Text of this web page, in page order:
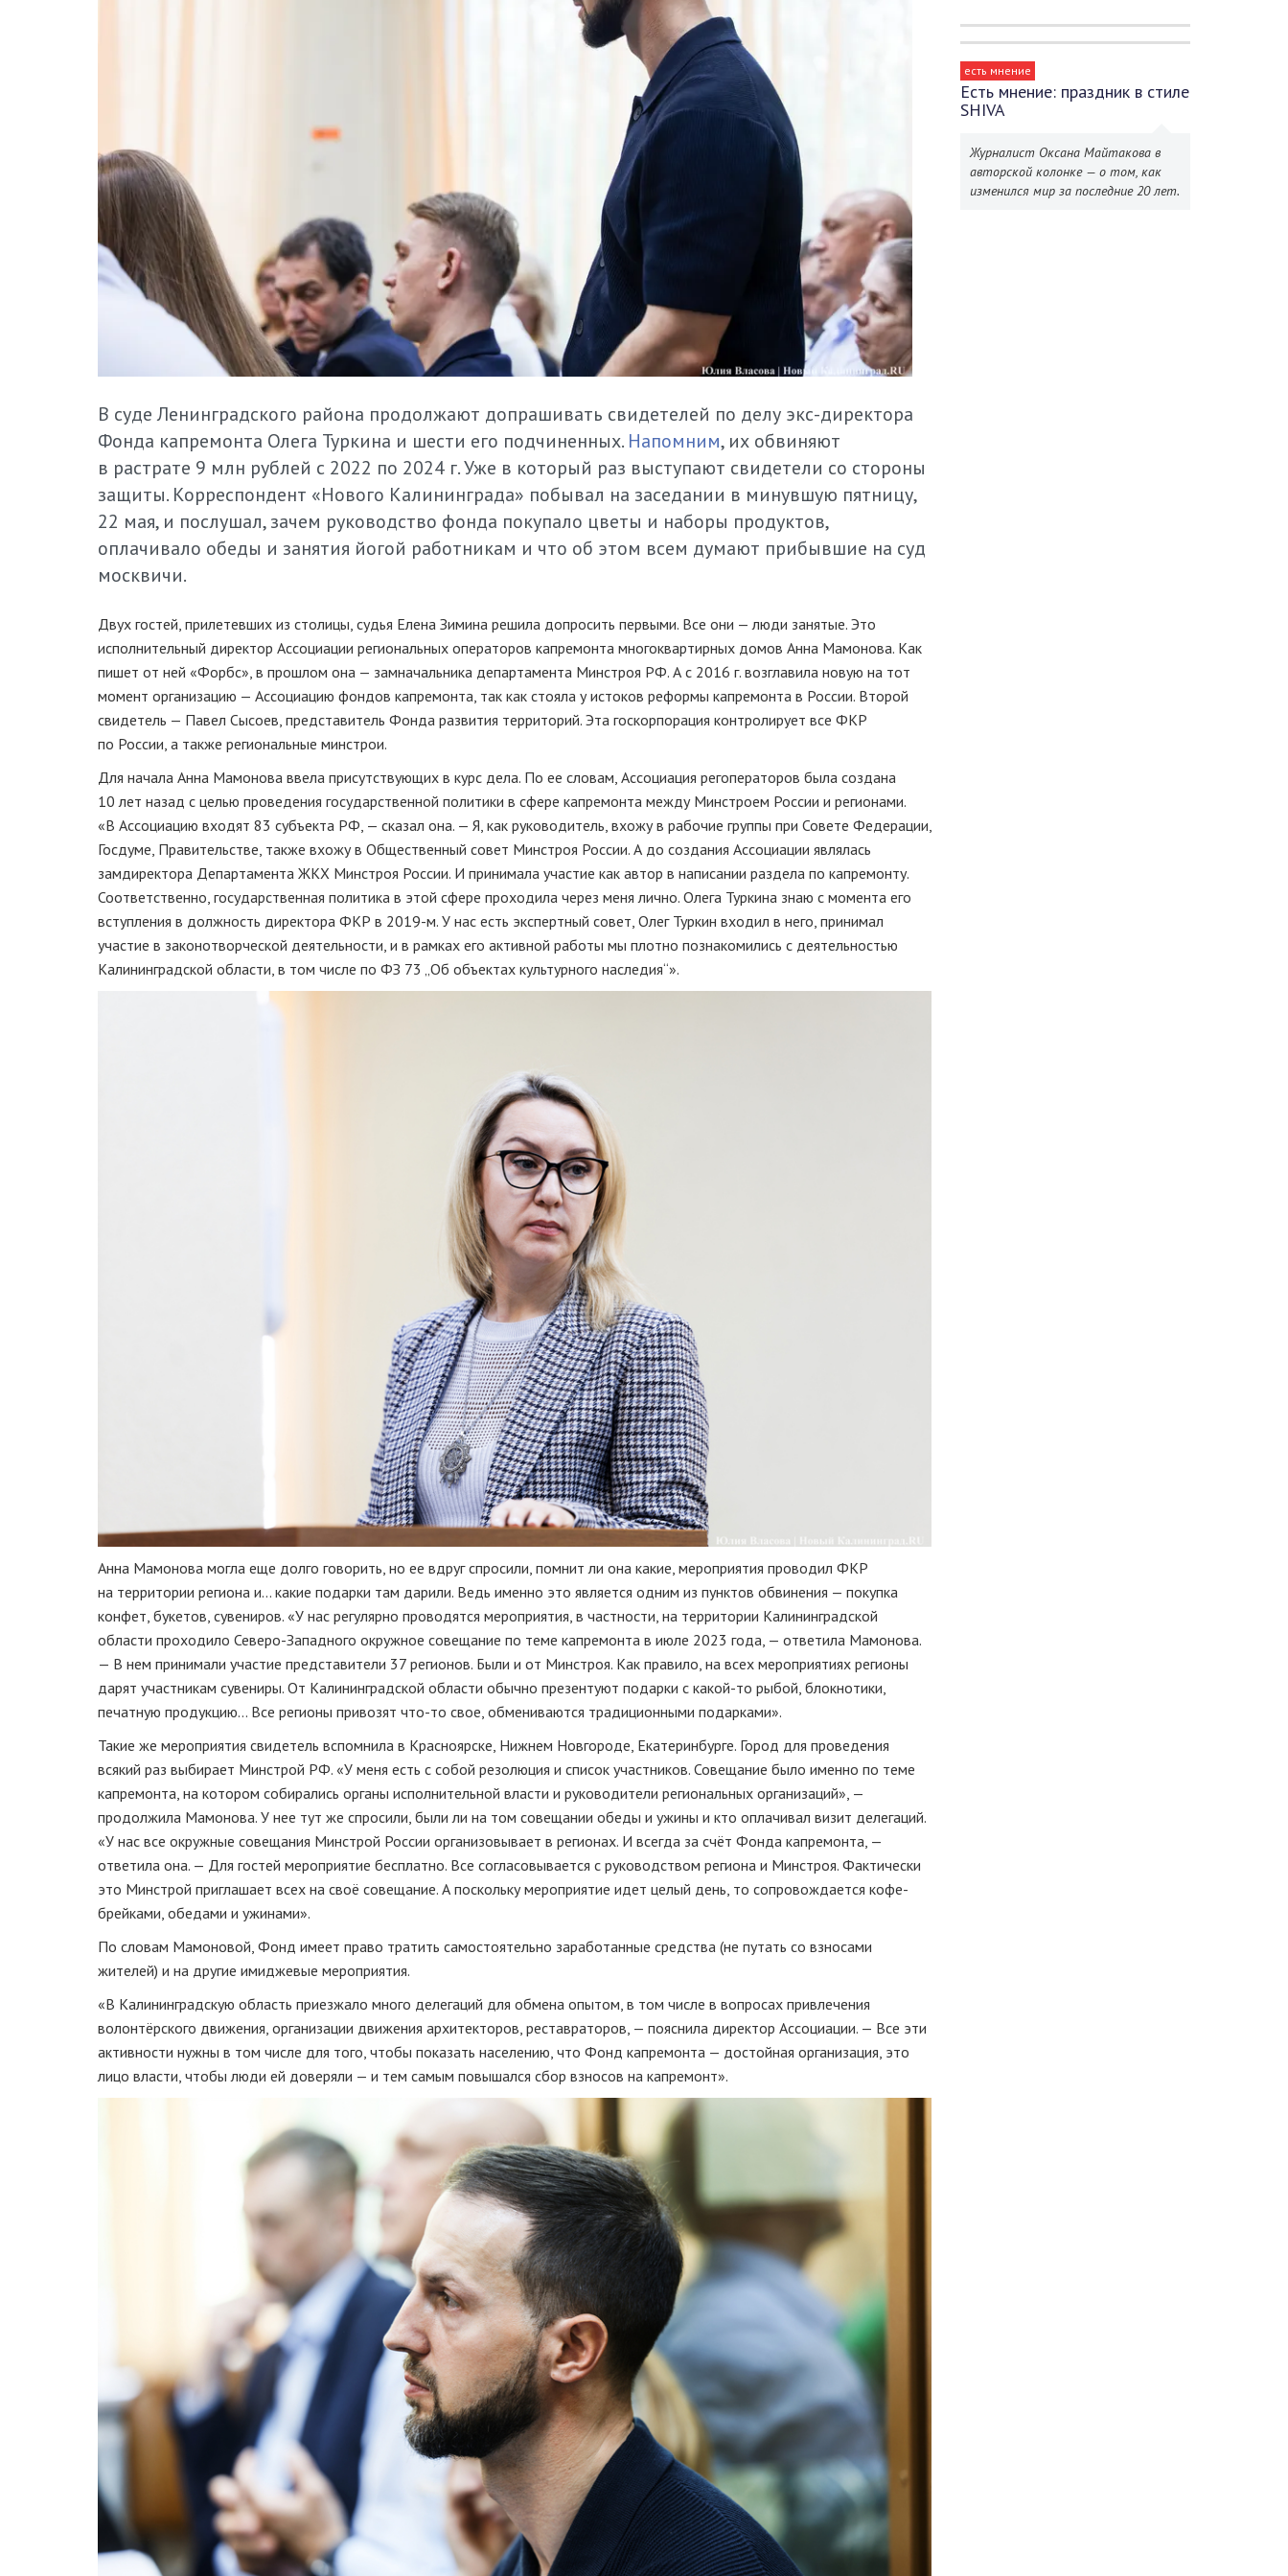
В суде Ленинградского района продолжают допрашивать свидетелей по делу экс-директора
Фонда капремонта Олега Туркина и шести его подчиненных. Напомним, их обвиняют
в растрате 9 млн рублей с 2022 по 2024 г. Уже в который раз выступают свидетели со стороны
защиты. Корреспондент «Нового Калининграда» побывал на заседании в минувшую пятницу,
22 мая, и послушал, зачем руководство фонда покупало цветы и наборы продуктов,
оплачивало обеды и занятия йогой работникам и что об этом всем думают прибывшие на суд
москвичи.
Двух гостей, прилетевших из столицы, судья Елена Зимина решила допросить первыми. Все они — люди занятые. Это
исполнительный директор Ассоциации региональных операторов капремонта многоквартирных домов Анна Мамонова. Как
пишет от ней «Форбс», в прошлом она — замначальника департамента Минстроя РФ. А с 2016 г. возглавила новую на тот
момент организацию — Ассоциацию фондов капремонта, так как стояла у истоков реформы капремонта в России. Второй
свидетель — Павел Сысоев, представитель Фонда развития территорий. Эта госкорпорация контролирует все ФКР
по России, а также региональные минстрои.
Для начала Анна Мамонова ввела присутствующих в курс дела. По ее словам, Ассоциация регоператоров была создана
10 лет назад с целью проведения государственной политики в сфере капремонта между Минстроем России и регионами.
«В Ассоциацию входят 83 субъекта РФ, — сказал она. — Я, как руководитель, вхожу в рабочие группы при Совете Федерации,
Госдуме, Правительстве, также вхожу в Общественный совет Минстроя России. А до создания Ассоциации являлась
замдиректора Департамента ЖКХ Минстроя России. И принимала участие как автор в написании раздела по капремонту.
Соответственно, государственная политика в этой сфере проходила через меня лично. Олега Туркина знаю с момента его
вступления в должность директора ФКР в 2019-м. У нас есть экспертный совет, Олег Туркин входил в него, принимал
участие в законотворческой деятельности, и в рамках его активной работы мы плотно познакомились с деятельностью
Калининградской области, в том числе по ФЗ 73 „Об объектах культурного наследия“».
Анна Мамонова могла еще долго говорить, но ее вдруг спросили, помнит ли она какие, мероприятия проводил ФКР
на территории региона и... какие подарки там дарили. Ведь именно это является одним из пунктов обвинения — покупка
конфет, букетов, сувениров. «У нас регулярно проводятся мероприятия, в частности, на территории Калининградской
области проходило Северо-Западного окружное совещание по теме капремонта в июле 2023 года, — ответила Мамонова.
— В нем принимали участие представители 37 регионов. Были и от Минстроя. Как правило, на всех мероприятиях регионы
дарят участникам сувениры. От Калининградской области обычно презентуют подарки с какой-то рыбой, блокнотики,
печатную продукцию... Все регионы привозят что-то свое, обмениваются традиционными подарками».
Такие же мероприятия свидетель вспомнила в Красноярске, Нижнем Новгороде, Екатеринбурге. Город для проведения
всякий раз выбирает Минстрой РФ. «У меня есть с собой резолюция и список участников. Совещание было именно по теме
капремонта, на котором собирались органы исполнительной власти и руководители региональных организаций», —
продолжила Мамонова. У нее тут же спросили, были ли на том совещании обеды и ужины и кто оплачивал визит делегаций.
«У нас все окружные совещания Минстрой России организовывает в регионах. И всегда за счёт Фонда капремонта, —
ответила она. — Для гостей мероприятие бесплатно. Все согласовывается с руководством региона и Минстроя. Фактически
это Минстрой приглашает всех на своё совещание. А поскольку мероприятие идет целый день, то сопровождается кофе-
брейками, обедами и ужинами».
По словам Мамоновой, Фонд имеет право тратить самостоятельно заработанные средства (не путать со взносами
жителей) и на другие имиджевые мероприятия.
«В Калининградскую область приезжало много делегаций для обмена опытом, в том числе в вопросах привлечения
волонтёрского движения, организации движения архитекторов, реставраторов, — пояснила директор Ассоциации. — Все эти
активности нужны в том числе для того, чтобы показать населению, что Фонд капремонта — достойная организация, это
лицо власти, чтобы люди ей доверяли — и тем самым повышался сбор взносов на капремонт».
есть мнение
Есть мнение: праздник в стиле
SHIVA
Журналист Оксана Майтакова в
авторской колонке — о том, как
изменился мир за последние 20 лет.